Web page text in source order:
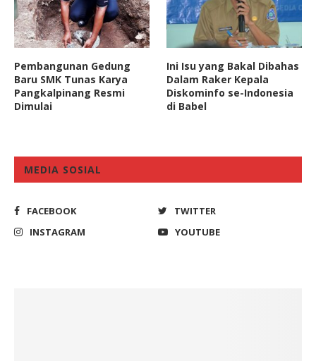
Pembangunan Gedung
Baru SMK Tunas Karya
Pangkalpinang Resmi
Dimulai
Ini Isu yang Bakal Dibahas
Dalam Raker Kepala
Diskominfo se-Indonesia
di Babel
MEDIA SOSIAL
FACEBOOK
TWITTER
INSTAGRAM
YOUTUBE